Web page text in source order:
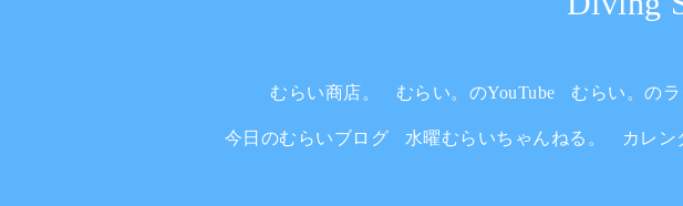
むらい商店。 むらい。のYouTube むらい。のラ
今日のむらいブログ 水曜むらいちゃんねる。 カレン